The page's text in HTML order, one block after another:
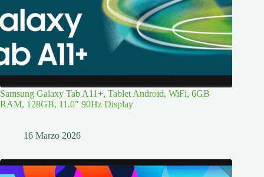
Samsung Galaxy Tab A11+, Tablet Android, WiFi, 6GB
RAM, 128GB, 11.0″ 90Hz Display
16 Marzo 2026